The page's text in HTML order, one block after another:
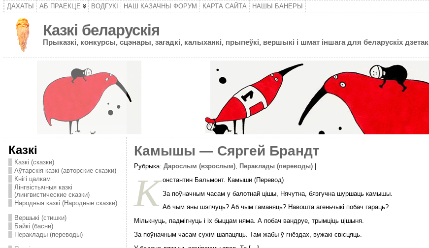
ДАХАТЫ АБ ПРАЕКЦЕ ВОДГУКІ НАШ КАЗАЧНЫ ФОРУМ КАРТА САЙТА НАШЫ БАНЕРЫ
Казкі беларускія
Прыказкі, конкурсы, сцэнары, загадкі, калыханкі, прыпеўкі, вершыкі і шмат іншага для беларускіх дзетак
Казкі
Казкі (сказки)
Аўтарскія казкі (авторские сказки)
Кнігі цалкам
Лінгвістычныя казкі
(лингвистические сказки)
Народныя казкі (Народные сказки)
Вершыкі (стишки)
Байкі (басни)
Пераклады (переводы)
Камышы — Сяргей Брандт
Рубрыка: Дарослым (взрослым), Пераклады (переводы)|
К онстантин Бальмонт. Камыши (Перевод)
За поўначным часам у балотнай цішы, Нячутна, бязгучна шуршаць камышы.
Аб чым яны шэпчуць? Аб чым гаманяць? Навошта агеньчыкі побач гараць?
Мількнуць, падмігнуць і іх быццам няма. А побач вандруе, трымціць цішыня.
За поўначным часам сухім шапацяць. Там жабы ў гнёздах, вужакі свісцяць.